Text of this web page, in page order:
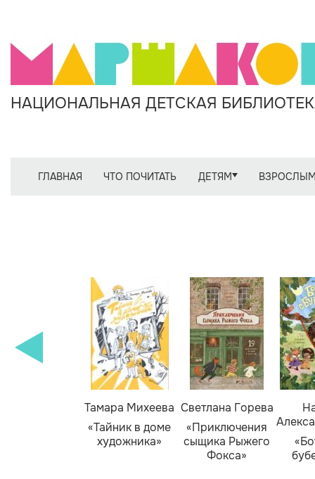
НАЦИОНАЛЬНАЯ ДЕТСКАЯ
ГЛАВНАЯ ЧТО ПОЧИТАТЬ ДЕТЯМ
Тамара Михеева
«Тайник в доме
художника»
Светлана Горева
«Приключения
сыщика Рыжего
Фокса»